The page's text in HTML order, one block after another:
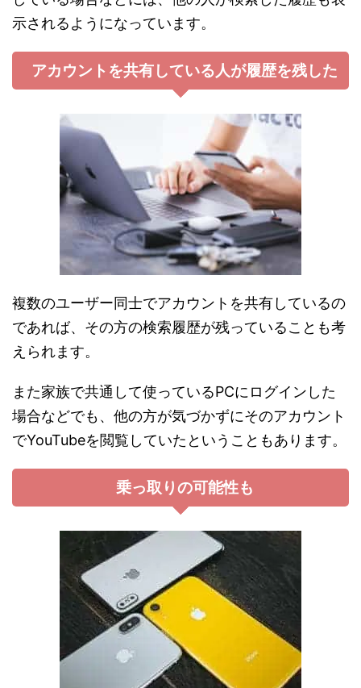
示されるようになっています。
アカウントを共有している人が履歴を残した
複数のユーザー同士でアカウントを共有しているの
であれば、その方の検索履歴が残っていることも考
えられます。
また家族で共通して使っているPCにログインした
場合などでも、他の方が気づかずにそのアカウント
でYouTubeを閲覧していたということもあります。
乗っ取りの可能性も